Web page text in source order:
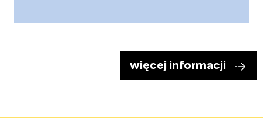
więcej informacji